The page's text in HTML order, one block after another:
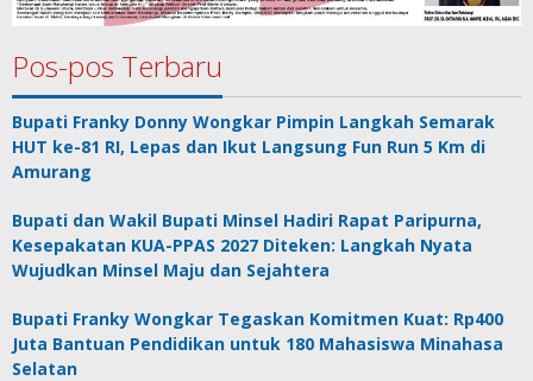
Pos-pos Terbaru
Bupati Franky Donny Wongkar Pimpin Langkah Semarak
HUT ke-81 RI, Lepas dan Ikut Langsung Fun Run 5 Km di
Amurang
Bupati dan Wakil Bupati Minsel Hadiri Rapat Paripurna,
Kesepakatan KUA-PPAS 2027 Diteken: Langkah Nyata
Wujudkan Minsel Maju dan Sejahtera
Bupati Franky Wongkar Tegaskan Komitmen Kuat: Rp400
Juta Bantuan Pendidikan untuk 180 Mahasiswa Minahasa
Selatan